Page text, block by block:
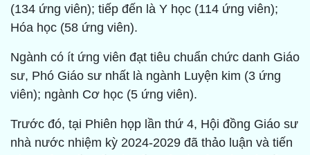
(134 ứng viên); tiếp đến là Y học (114 ứng viên);
Hóa học (58 ứng viên).
Ngành có ít ứng viên đạt tiêu chuẩn chức danh Giáo
sư, Phó Giáo sư nhất là ngành Luyện kim (3 ứng
viên); ngành Cơ học (5 ứng viên).
Trước đó, tại Phiên họp lần thứ 4, Hội đồng Giáo sư
nhà nước nhiệm kỳ 2024-2029 đã thảo luận và tiến